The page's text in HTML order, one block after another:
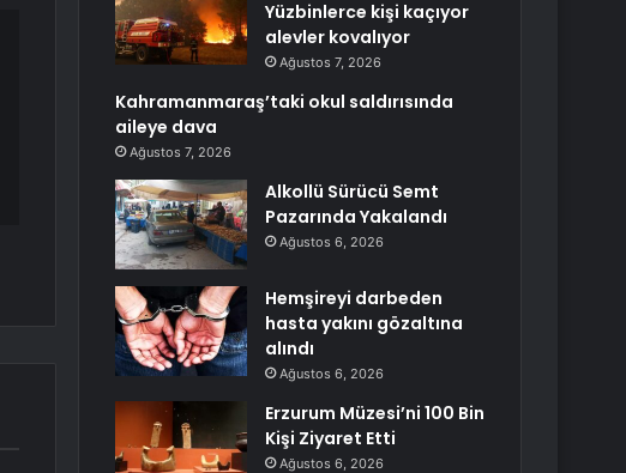
Yüzbinlerce kişi kaçıyor
alevler kovalıyor
Ağustos 7, 2026
Kahramanmaraş’taki okul saldırısında
aileye dava
Ağustos 7, 2026
Alkollü Sürücü Semt
Pazarında Yakalandı
Ağustos 6, 2026
Hemşireyi darbeden
hasta yakını gözaltına
alındı
Ağustos 6, 2026
Erzurum Müzesi’ni 100 Bin
Kişi Ziyaret Etti
Ağustos 6, 2026